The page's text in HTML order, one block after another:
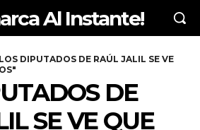
Al Instante!
DIPUTADOS DE RAÚL JALIL SE VE
DE
SE VE QUE